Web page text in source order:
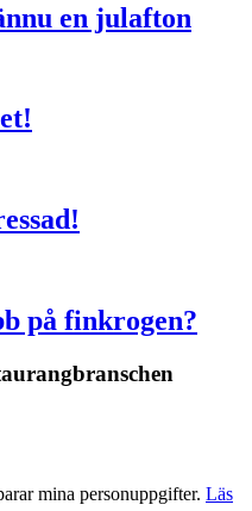
en julafton
på finkrogen?
mina personuppgifter. Läs